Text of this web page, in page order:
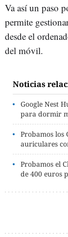
Va así un paso
permite
desde el
del móvil.
Noticias
Google Nest
para dormir
Probamos los
auriculares
Probamos el
de 400 euros